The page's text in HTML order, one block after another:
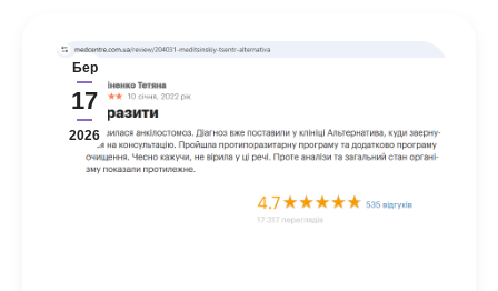
Бер
17
2026